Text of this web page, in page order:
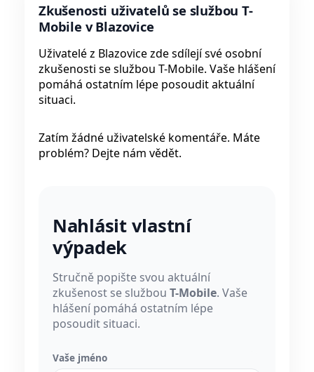
Zkušenosti uživatelů se službou T-
Mobile v Blazovice
Uživatelé z Blazovice zde sdílejí své osobní
zkušenosti se službou T-Mobile. Vaše hlášení
pomáhá ostatním lépe posoudit aktuální
situaci.
Zatím žádné uživatelské komentáře. Máte
problém? Dejte nám vědět.
Nahlásit vlastní
výpadek
Stručně popište svou aktuální
zkušenost se službou T-Mobile. Vaše
hlášení pomáhá ostatním lépe
posoudit situaci.
Vaše jméno